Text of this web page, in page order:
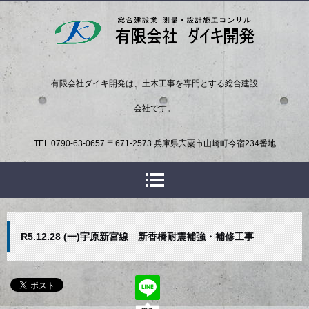
有限会社ダイキ開発は、土木工事を専門とする総合建設
会社です。
TEL. 0790-63-0657 〒671-2573 兵庫県宍粟市山崎町今宿234番地
R5.12.28 (一)宇原新宮線 新香橋耐震補強・補修工事